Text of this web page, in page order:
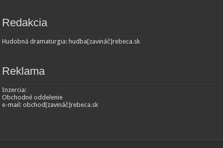
Redakcia
Hudobná dramaturgia: hudba[zavináč]rebeca.sk
Reklama
Inzercia:
Obchodné oddelenie
e-mail: obchod[zavináč]rebeca.sk